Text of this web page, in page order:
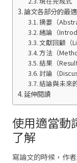
論文各部分的最
摘要（
緒論（
文獻回顧（
方法（
結果（Result
討論（
結論與未來
延伸閱讀
使用適當動
了解
寫論文的時候，作